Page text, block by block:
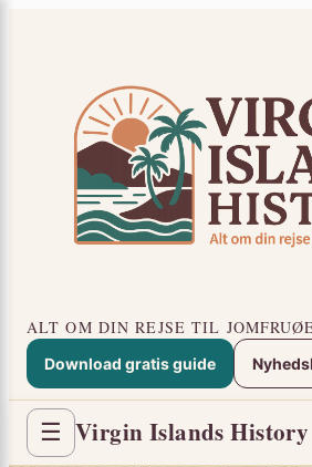
ALT OM DIN REJSE TIL
Download gratis guide
☰ Virgin Islands History